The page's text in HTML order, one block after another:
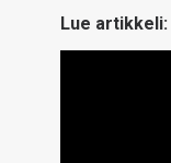
Lue artikkeli: